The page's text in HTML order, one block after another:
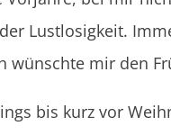
Lustlosigkeit.
wünschte mir den
bis kurz vor